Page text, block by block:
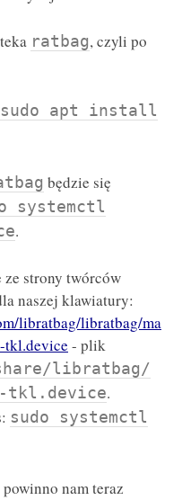
ratbag, czyli po
sudo apt install
będzie się
systemctl
.
strony twórców
naszej klawiatury:
libratbag/libratbag/ma
tkl.device - plik
libratbag/
tkl.device.
sudo systemctl
powinno nam teraz